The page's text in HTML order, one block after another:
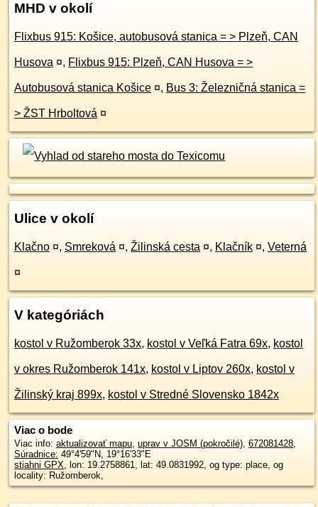
MHD v okolí
Flixbus 915: Košice, autobusová stanica = > Plzeň, CAN
Husova ¤, Flixbus 915: Plzeň, CAN Husova = >
Autobusová stanica Košice ¤, Bus 3: Železničná stanica =
> ŽST Hrboltová ¤
Ulice v okolí
Klačno ¤, Smreková ¤, Žilinská cesta ¤, Klačník ¤, Veterná
¤
V kategóriách
kostol v Ružomberok 33x, kostol v Veľká Fatra 69x, kostol
v okres Ružomberok 141x, kostol v Liptov 260x, kostol v
Žilinský kraj 899x, kostol v Stredné Slovensko 1842x
Viac o bode
Viac info: aktualizovať mapu, uprav v JOSM (pokročilé), 672081428,
Súradnice: 49°4'59"N, 19°16'33"E
stiahni GPX, lon: 19.2758861, lat: 49.0831992, og type: place, og
locality: Ružomberok,